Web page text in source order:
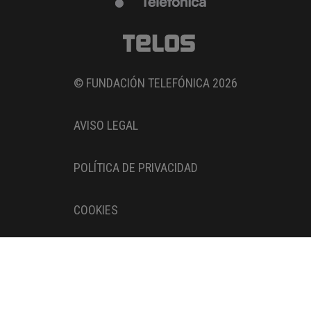
© FUNDACIÓN TELEFÓNICA 2026
AVISO LEGAL
POLÍTICA DE PRIVACIDAD
COOKIES